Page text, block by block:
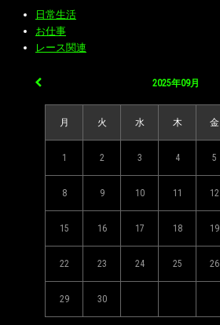
日常生活
お仕事
レース関連
2025年09月
月 火 水 木 金
1 2 3 4 5
8 9 10 11 12
15 16 17 18 19
22 23 24 25 26
29 30